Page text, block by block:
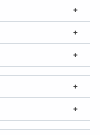
+
+
+
+
+